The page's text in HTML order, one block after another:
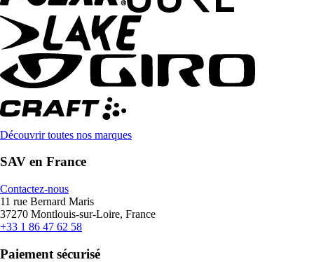
Découvrir toutes nos marques
SAV en France
Contactez-nous
11 rue Bernard Maris
37270 Montlouis-sur-Loire, France
+33 1 86 47 62 58
Paiement sécurisé